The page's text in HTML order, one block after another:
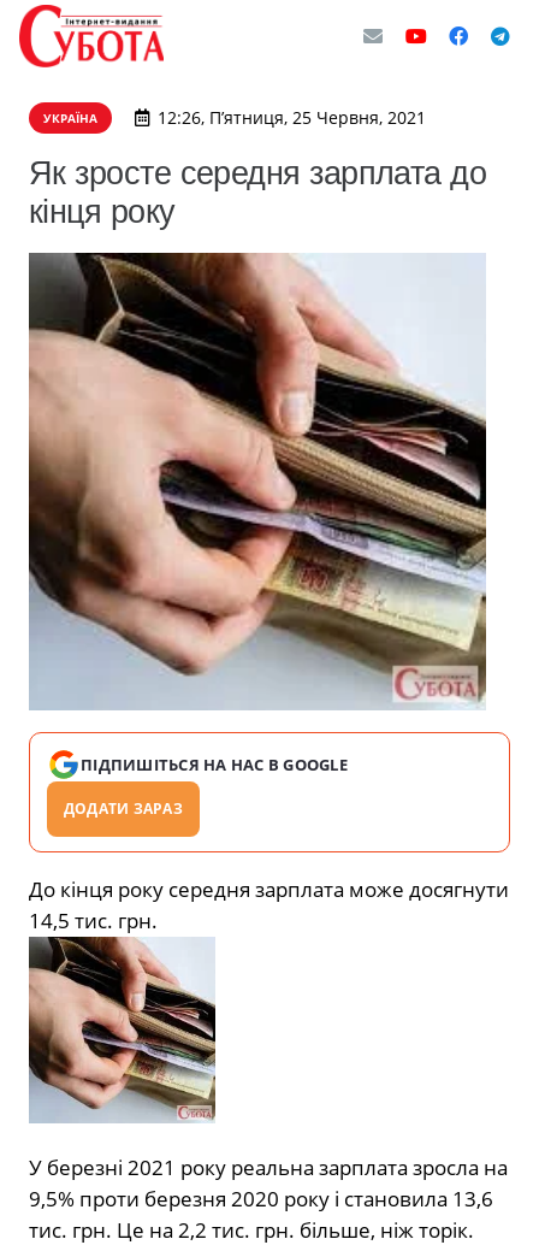
УКРАЇНА 12:26, П’ятниця, 25 Червня, 2021
Як зросте середня зарплата до
кінця року
ПІДПИШІТЬСЯ НА НАС В GOOGLE
ДОДАТИ ЗАРАЗ
До кінця року середня зарплата може досягнути
14,5 тис. грн.
У березні 2021 року реальна зарплата зросла на
9,5% проти березня 2020 року і становила 13,6
тис. грн. Це на 2,2 тис. грн. більше, ніж торік.